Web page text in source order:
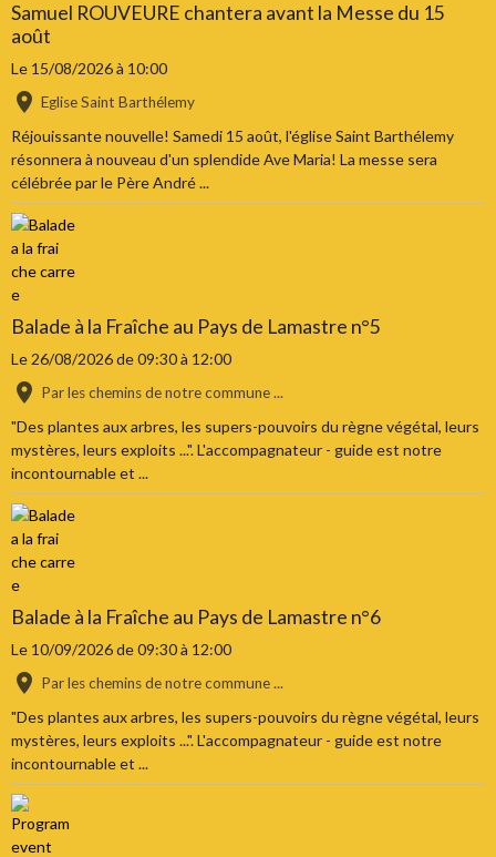
Samuel ROUVEURE chantera avant la Messe du 15
août
Le 15/08/2026à 10:00
Eglise Saint Barthélemy
Réjouissante nouvelle! Samedi 15 août, l'église Saint Barthélemy
résonnera à nouveau d'un splendide Ave Maria! La messe sera
célébrée par le Père André ...
Balade à la Fraîche au Pays de Lamastre n°5
Le 26/08/2026de 09:30à 12:00
Par les chemins de notre commune ...
"Des plantes aux arbres, les supers-pouvoirs du règne végétal, leurs
mystères, leurs exploits ...". L'accompagnateur - guide est notre
incontournable et ...
Balade à la Fraîche au Pays de Lamastre n°6
Le 10/09/2026de 09:30à 12:00
Par les chemins de notre commune ...
"Des plantes aux arbres, les supers-pouvoirs du règne végétal, leurs
mystères, leurs exploits ...". L'accompagnateur - guide est notre
incontournable et ...